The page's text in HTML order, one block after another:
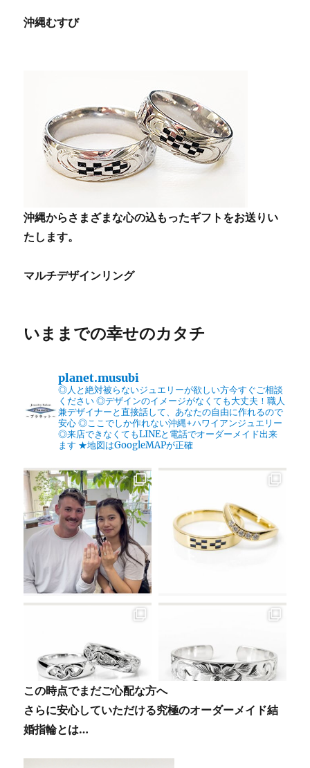
沖縄むすび
沖縄からさまざまな心の込もったギフトをお送りい
たします。
マルチデザインリング
いままでの幸せのカタチ
planet.musubi
◎人と絶対被らないジュエリーが欲しい方今すぐご相談
ください◎デザインのイメージがなくても大丈夫！職人
兼デザイナーと直接話して、あなたの自由に作れるので
安心◎ここでしか作れない沖縄+ハワイアンジュエリー
◎来店できなくてもLINEと電話でオーダーメイド出来
ます ★地図はGoogleMAPが正確
この時点でまだご心配な方へ
さらに安心していただける究極のオーダーメイド結
婚指輪とは…